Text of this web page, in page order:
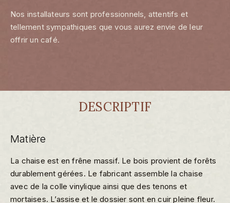
Nos installateurs sont professionnels, attentifs et
tellement sympathiques que vous aurez envie de leur
offrir un café.
DESCRIPTIF
Matière
La chaise est en frêne massif. Le bois provient de forêts
durablement gérées. Le fabricant assemble la chaise
avec de la colle vinylique ainsi que des tenons et
mortaises. L’assise et le dossier sont en cuir pleine fleur.